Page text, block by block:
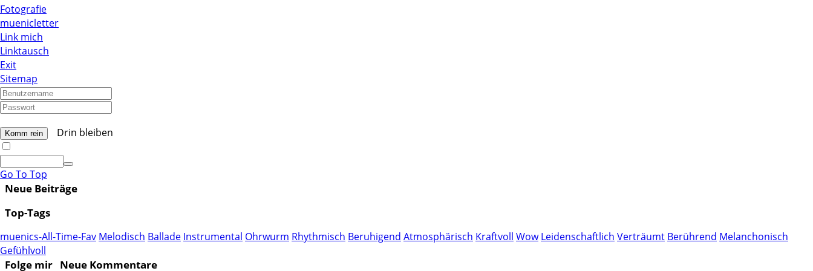
Fotografie
muenicletter
Link mich
Linktausch
Exit
Sitemap
Drin bleiben
Go To Top
Neue Beiträge
Top-Tags
muenics-All-Time-Fav Melodisch Ballade Instrumental Ohrwurm Rhythmisch Beruhigend Atmosphärisch Kraftvoll Wow Leidenschaftlich Verträumt Berührend Melanchonisch
Gefühlvoll
Folge mir Neue Kommentare